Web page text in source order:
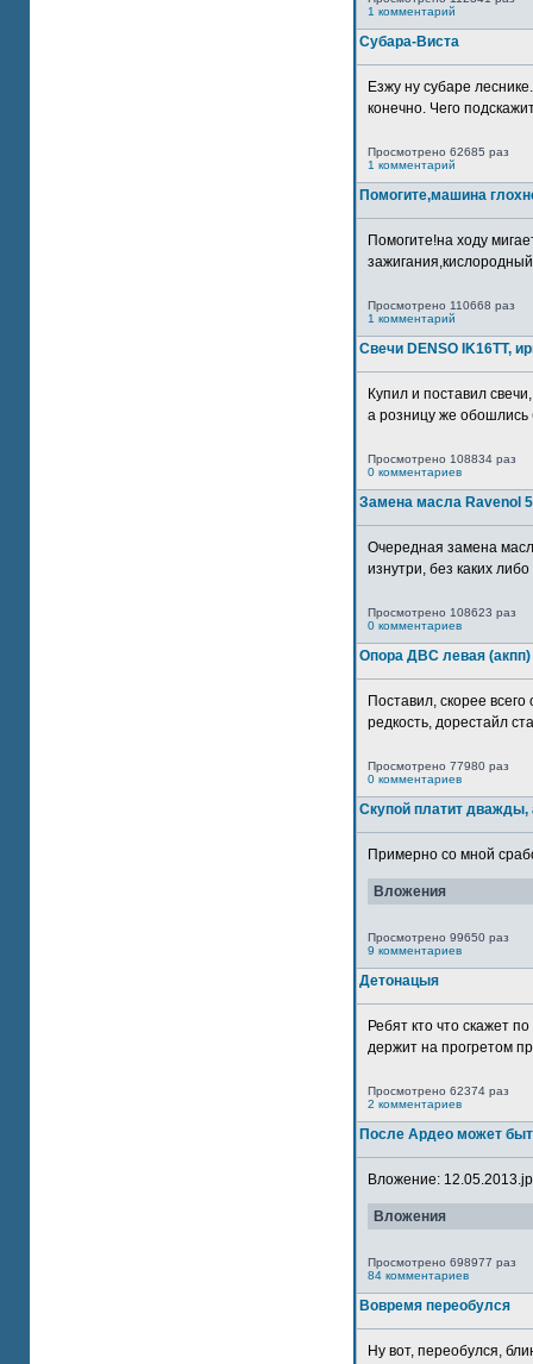
1 комментарий
Субара-Виста
Езжу ну субаре
конечно. Чего
Просмотрено 62685 раз
1 комментарий
Помогите,машина
Помогите!на ходу
Просмотрено 110668 раз
1 комментарий
Свечи DENSO IK16TT,
Купил и поставил
а розницу же обошлись
Просмотрено 108834 раз
0 комментариев
Замена масла Ravenol
Очередная замена
изнутри, без каких
Просмотрено 108623 раз
0 комментариев
Опора ДВС левая (акпп)
Поставил, скорее
редкость, дорестайл
Просмотрено 77980 раз
0 комментариев
Скупой платит
Примерно со мной
Вложения
Просмотрено 99650 раз
9 комментариев
Детонацыя
Ребят кто что скажет
держит на прогретом
Просмотрено 62374 раз
2 комментариев
После Ардео может
Вложение:
Вложения
Просмотрено 698977 раз
84 комментариев
Вовремя переобулся
Ну вот, переобулся,